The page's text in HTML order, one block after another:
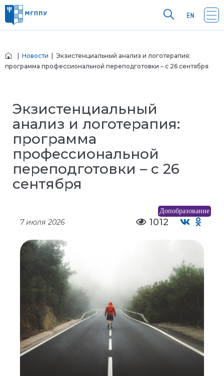
Новости | Экзистенциальный анализ и логотерапия:
программа профессиональной переподготовки – с 26 сентября
Экзистенциальный
анализ и логотерапия:
программа
профессиональной
переподготовки – с 26
сентября
Допобразование
7 июля 2026 1012